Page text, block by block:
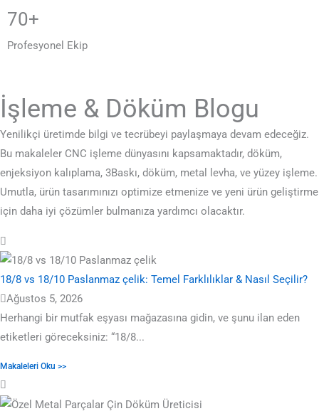
70+
Profesyonel Ekip
İşleme & Döküm Blogu
Yenilikçi üretimde bilgi ve tecrübeyi paylaşmaya devam edeceğiz.
Bu makaleler CNC işleme dünyasını kapsamaktadır, döküm,
enjeksiyon kalıplama, 3Baskı, döküm, metal levha, ve yüzey işleme.
Umutla, ürün tasarımınızı optimize etmenize ve yeni ürün geliştirme
için daha iyi çözümler bulmanıza yardımcı olacaktır.
18/8 vs 18/10 Paslanmaz çelik: Temel Farklılıklar & Nasıl Seçilir?
Ağustos 5, 2026
Herhangi bir mutfak eşyası mağazasına gidin, ve şunu ilan eden
etiketleri göreceksiniz: “18/8...
Makaleleri Oku >>